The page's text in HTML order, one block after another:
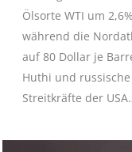
Ölsorte WTI um
während die
auf 80 Dollar je
Huthi und
Streitkräfte der